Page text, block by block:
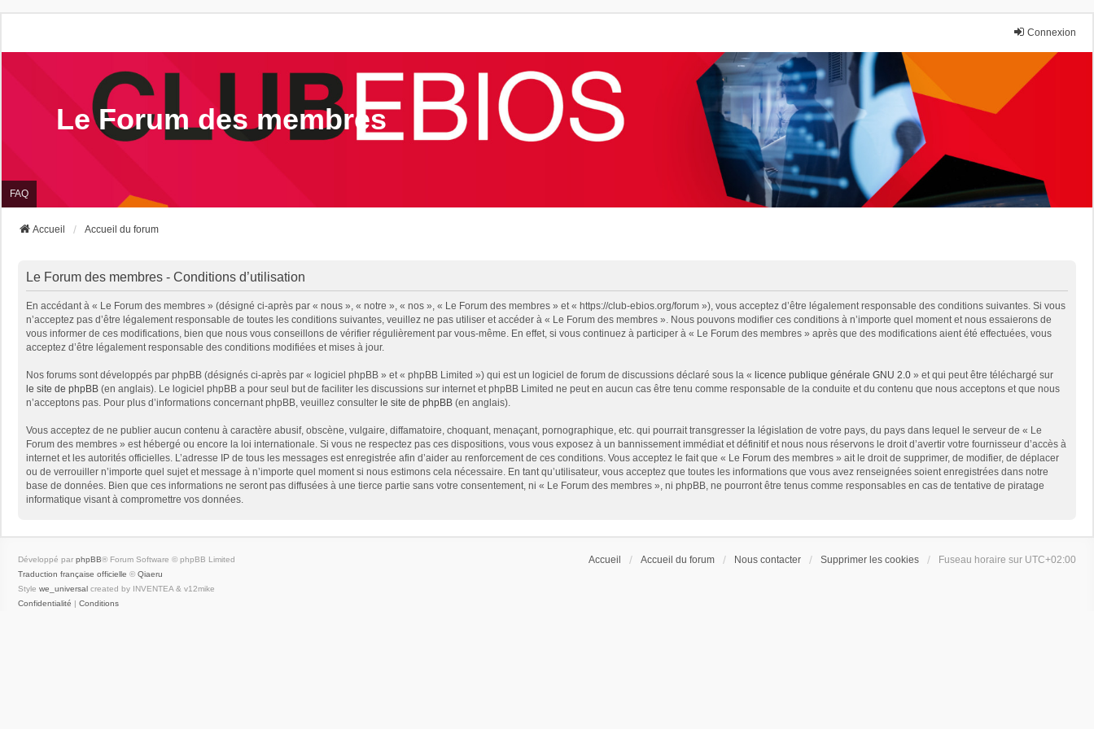
Connexion
Le Forum des membres
FAQ
Accueil Accueil du forum
Le Forum des membres - Conditions d’utilisation
En accédant à « Le Forum des membres » (désigné ci-après par « nous », « notre », « nos », « Le Forum des membres » et « https://club-ebios.org/forum »), vous acceptez d’être légalement responsable des conditions suivantes. Si vous
n’acceptez pas d’être légalement responsable de toutes les conditions suivantes, veuillez ne pas utiliser et accéder à « Le Forum des membres ». Nous pouvons modifier ces conditions à n’importe quel moment et nous essaierons de
vous informer de ces modifications, bien que nous vous conseillons de vérifier régulièrement par vous-même. En effet, si vous continuez à participer à « Le Forum des membres » après que des modifications aient été effectuées, vous
acceptez d’être légalement responsable des conditions modifiées et mises à jour.
Nos forums sont développés par phpBB (désignés ci-après par « logiciel phpBB » et « phpBB Limited ») qui est un logiciel de forum de discussions déclaré sous la « licence publique générale GNU 2.0 » et qui peut être téléchargé sur
le site de phpBB (en anglais). Le logiciel phpBB a pour seul but de faciliter les discussions sur internet et phpBB Limited ne peut en aucun cas être tenu comme responsable de la conduite et du contenu que nous acceptons et que nous
n’acceptons pas. Pour plus d’informations concernant phpBB, veuillez consulter le site de phpBB (en anglais).
Vous acceptez de ne publier aucun contenu à caractère abusif, obscène, vulgaire, diffamatoire, choquant, menaçant, pornographique, etc. qui pourrait transgresser la législation de votre pays, du pays dans lequel le serveur de « Le
Forum des membres » est hébergé ou encore la loi internationale. Si vous ne respectez pas ces dispositions, vous vous exposez à un bannissement immédiat et définitif et nous nous réservons le droit d’avertir votre fournisseur d’accès à
internet et les autorités officielles. L’adresse IP de tous les messages est enregistrée afin d’aider au renforcement de ces conditions. Vous acceptez le fait que « Le Forum des membres » ait le droit de supprimer, de modifier, de déplacer
ou de verrouiller n’importe quel sujet et message à n’importe quel moment si nous estimons cela nécessaire. En tant qu’utilisateur, vous acceptez que toutes les informations que vous avez renseignées soient enregistrées dans notre
base de données. Bien que ces informations ne seront pas diffusées à une tierce partie sans votre consentement, ni « Le Forum des membres », ni phpBB, ne pourront être tenus comme responsables en cas de tentative de piratage
informatique visant à compromettre vos données.
Accueil Accueil du forum Nous contacter Supprimer les cookies Fuseau horaire sur UTC+02:00
Développé par phpBB® Forum Software © phpBB Limited
Traduction française officielle © Qiaeru
Style we_universal created by INVENTEA & v12mike
Confidentialité | Conditions